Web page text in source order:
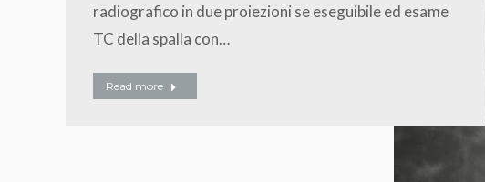
radiografico in due proiezioni se eseguibile ed esame
TC della spalla con…
Read more